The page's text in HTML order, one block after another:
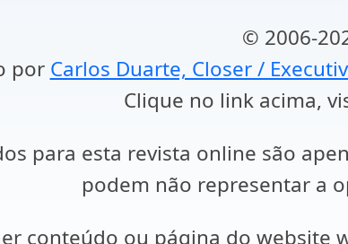
© 2006-
por Carlos Duarte, Closer /
Clique no link acima,
para esta revista online são
podem não representar a
conteúdo ou página do website